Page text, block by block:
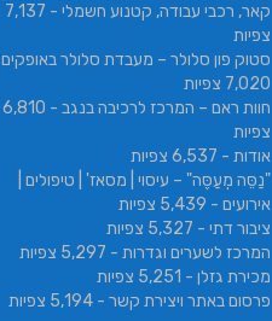
קאר, רכבי עבודה, קטנוע חשמלי
- 7,137
צפיות
סטוק פון סלולר – מעבדת סלולר באופקים
7,020 צפיות
חוות ראם – המרכז לרכיבה בנגב
- 6,810
צפיות
אודות - 6,537 צפיות
"נַסֵּה מְעַסֶּה" – עיסוי | מסאז' | טיפולים |
אירועים - 5,439 צפיות
ציבור דתי - 5,327 צפיות
המרכז לשערים וגדרות - 5,297 צפיות
מכירת גזלן - 5,251 צפיות
פרסום באתר ויצירת קשר - 5,194 צפיות